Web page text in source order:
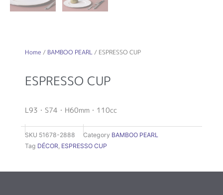
Home / BAMBOO PEARL / ESPRESSO CUP
ESPRESSO CUP
L93・S74・H60mm・110cc
SKU 51678-2888 Category BAMBOO PEARL
Tag DÉCOR, ESPRESSO CUP